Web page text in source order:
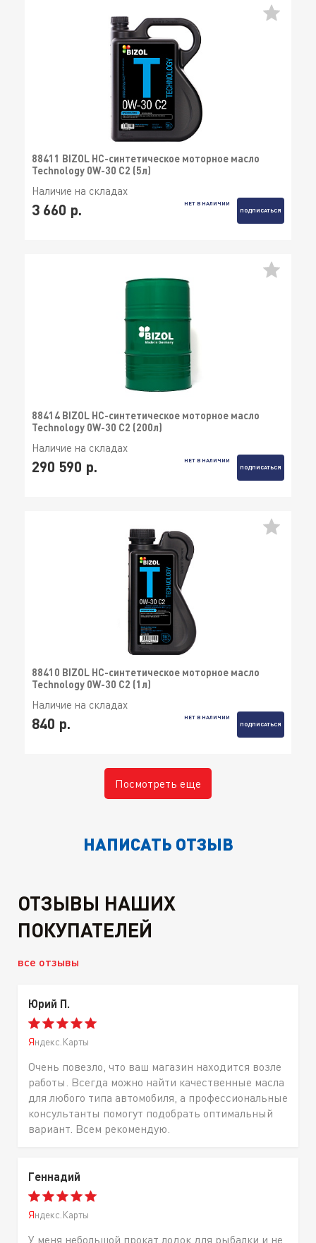
88411 BIZOL НС-синтетическое моторное масло
Technology 0W-30 C2 (5л)
Наличие на складах
3 660 р.
НЕТ В НАЛИЧИИ
ПОДПИСАТЬСЯ
88414 BIZOL НС-синтетическое моторное масло
Technology 0W-30 C2 (200л)
Наличие на складах
290 590 р.
НЕТ В НАЛИЧИИ
ПОДПИСАТЬСЯ
88410 BIZOL НС-синтетическое моторное масло
Technology 0W-30 C2 (1л)
Наличие на складах
840 р.
НЕТ В НАЛИЧИИ
ПОДПИСАТЬСЯ
Посмотреть еще
НАПИСАТЬ ОТЗЫВ
ОТЗЫВЫ НАШИХ
ПОКУПАТЕЛЕЙ
все отзывы
Юрий П.
Яндекс.Карты
Очень повезло, что ваш магазин находится возле
работы. Всегда можно найти качественные масла
для любого типа автомобиля, а профессиональные
консультанты помогут подобрать оптимальный
вариант. Всем рекомендую.
Геннадий
Яндекс.Карты
У меня небольшой прокат лодок для рыбалки и не